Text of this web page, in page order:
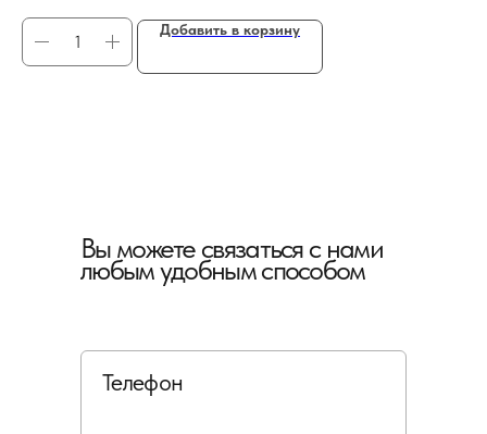
Добавить в корзину
Вы можете связаться с нами
любым удобным способом
Телефон